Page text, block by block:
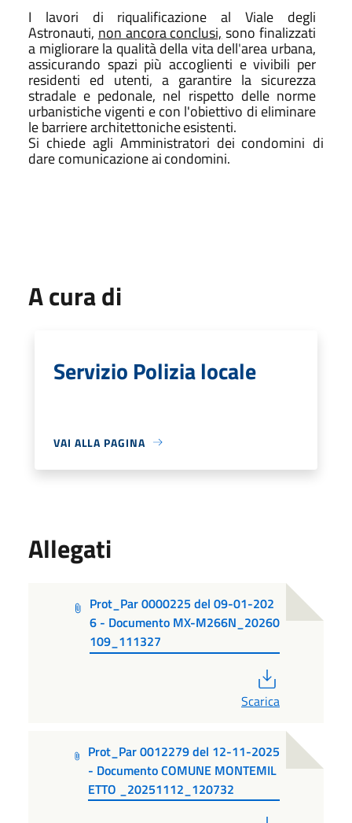
I lavori di riqualificazione al Viale degli
Astronauti, non ancora conclusi, sono finalizzati
a migliorare la qualità della vita dell'area urbana,
assicurando spazi più accoglienti e vivibili per
residenti ed utenti, a garantire la sicurezza
stradale e pedonale, nel rispetto delle norme
urbanistiche vigenti econ l'obiettivo di eliminare
lebarriere architettonicheesistenti.
Si chiede agli Amministratori dei condomini di
darecomunicazioneaicondomini.
A cura di
Servizio Polizia locale
VAI ALLA PAGINA
Allegati
Prot_Par 0000225 del 09-01-202
6 - Documento MX-M266N_20260
109_111327
Scarica
Prot_Par 0012279 del 12-11-2025
- Documento COMUNE MONTEMIL
ETTO _20251112_120732